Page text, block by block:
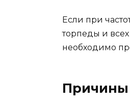
Если при
торпеды и
необходимо
Причины